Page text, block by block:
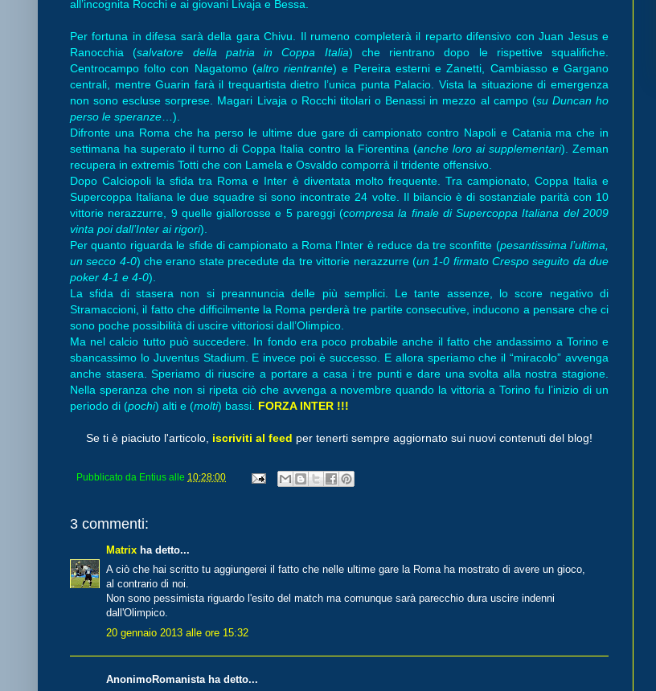
all’incognita Rocchi e ai giovani Livaja e Bessa.
Per fortuna in difesa sarà della gara Chivu. Il rumeno completerà il reparto difensivo con Juan Jesus e
Ranocchia (salvatore della patria in Coppa Italia) che rientrano dopo le rispettive squalifiche.
Centrocampo folto con Nagatomo (altro rientrante) e Pereira esterni e Zanetti, Cambiasso e Gargano
centrali, mentre Guarin farà il trequartista dietro l’unica punta Palacio. Vista la situazione di emergenza
non sono escluse sorprese. Magari Livaja o Rocchi titolari o Benassi in mezzo al campo (su Duncan ho
perso le speranze …).
Difronte una Roma che ha perso le ultime due gare di campionato contro Napoli e Catania ma che in
settimana ha superato il turno di Coppa Italia contro la Fiorentina (anche loro ai supplementari). Zeman
recupera in extremis Totti che con Lamela e Osvaldo comporrà il tridente offensivo.
Dopo Calciopoli la sfida tra Roma e Inter è diventata molto frequente. Tra campionato, Coppa Italia e
Supercoppa Italiana le due squadre si sono incontrate 24 volte. Il bilancio è di sostanziale parità con 10
vittorie nerazzurre, 9 quelle giallorosse e 5 pareggi (compresa la finale di Supercoppa Italiana del 2009
vinta poi dall’Inter ai rigori).
Per quanto riguarda le sfide di campionato a Roma l’Inter è reduce da tre sconfitte (pesantissima l’ultima,
un secco 4-0) che erano state precedute da tre vittorie nerazzurre (un 1-0 firmato Crespo seguito da due
poker 4-1 e 4-0).
La sfida di stasera non si preannuncia delle più semplici. Le tante assenze, lo score negativo di
Stramaccioni, il fatto che difficilmente la Roma perderà tre partite consecutive, inducono a pensare che ci
sono poche possibilità di uscire vittoriosi dall’Olimpico.
Ma nel calcio tutto può succedere. In fondo era poco probabile anche il fatto che andassimo a Torino e
sbancassimo lo Juventus Stadium. E invece poi è successo. E allora speriamo che il “miracolo” avvenga
anche stasera. Speriamo di riuscire a portare a casa i tre punti e dare una svolta alla nostra stagione.
Nella speranza che non si ripeta ciò che avvenga a novembre quando la vittoria a Torino fu l’inizio di un
periodo di (pochi) alti e (molti) bassi. FORZA INTER !!!
Se ti è piaciuto l'articolo, iscriviti al feed per tenerti sempre aggiornato sui nuovi contenuti del blog!
Pubblicato da Entius alle 10:28:00
3 commenti:
Matrix ha detto...
A ciò che hai scritto tu aggiungerei il fatto che nelle ultime gare la Roma ha mostrato di avere un gioco,
al contrario di noi.
Non sono pessimista riguardo l'esito del match ma comunque sarà parecchio dura uscire indenni
dall'Olimpico.
20 gennaio 2013 alle ore 15:32
AnonimoRomanista ha detto...